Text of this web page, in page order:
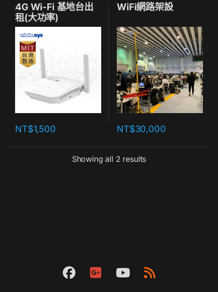
4G Wi-Fi 基地台出
租(大功率)
NT$1,500
WiFi網路架設
NT$30,000
Showing all 2 results